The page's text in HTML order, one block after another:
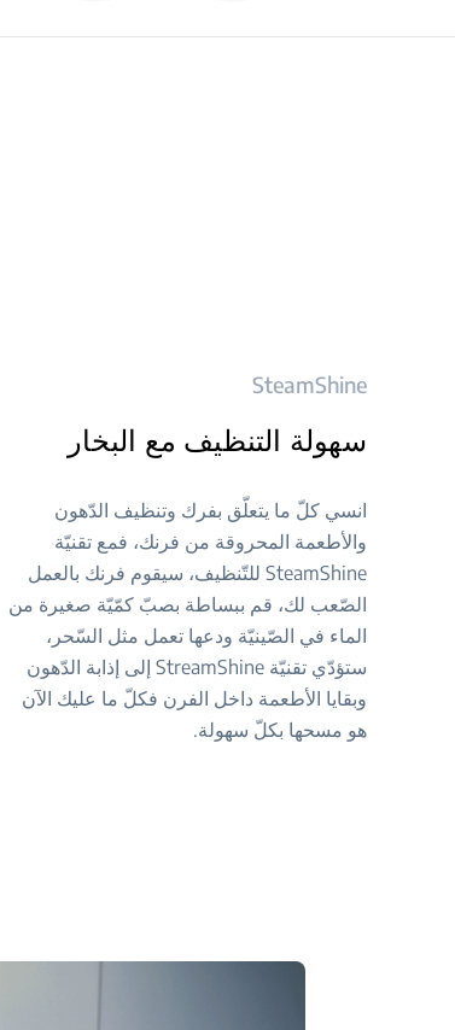
SteamShine
سهولة التنظيف مع البخار
انسي كلّ ما يتعلّق بفرك وتنظيف الدّهون
والأطعمة المحروقة من فرنك، فمع تقنيّة
SteamShine للتّنظيف، سيقوم فرنك بالعمل
الصّعب لك، قم ببساطة بصبّ كمّيّة صغيرة من
الماء في الصّينيّة ودعها تعمل مثل السّحر،
ستؤدّي تقنيّة StreamShine إلى إذابة الدّهون
وبقايا الأطعمة داخل الفرن فكلّ ما عليك الآن
هو مسحها بكلّ سهولة.